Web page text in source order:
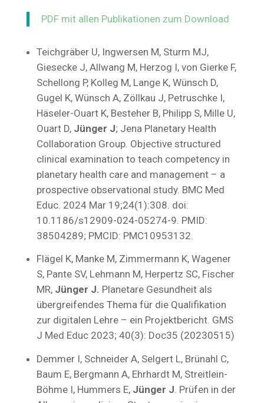
PDF mit allen Publikationen zum Download
Teichgräber U, Ingwersen M, Sturm MJ,
Giesecke J, Allwang M, Herzog I, von Gierke F,
Schellong P, Kolleg M, Lange K, Wünsch D,
Gugel K, Wünsch A, Zöllkau J, Petruschke I,
Häseler-Ouart K, Besteher B, Philipp S, Mille U,
Ouart D, Jünger J; Jena Planetary Health
Collaboration Group. Objective structured
clinical examination to teach competency in
planetary health care and management – a
prospective observational study. BMC Med
Educ. 2024 Mar 19;24(1):308. doi:
10.1186/s12909-024-05274-9. PMID:
38504289; PMCID: PMC10953132.
Flägel K, Manke M, Zimmermann K, Wagener
S, Pante SV, Lehmann M, Herpertz SC, Fischer
MR, Jünger J. Planetare Gesundheit als
übergreifendes Thema für die Qualifikation
zur digitalen Lehre – ein Projektbericht. GMS
J Med Educ 2023; 40(3): Doc35 (20230515)
Demmer I, Schneider A, Selgert L, Brünahl C,
Baum E, Bergmann A, Ehrhardt M, Streitlein-
Böhme I, Hummers E, Jünger J . Prüfen in der